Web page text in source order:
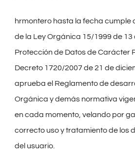
hrmontero hasta la fecha cumple
de la Ley Orgánica 15/1999 de
Protección de Datos de Carácter
Decreto 1720/2007 de 21 de
aprueba el Reglamento de
Orgánica y demás normativa
en cada momento, velando por
correcto uso y tratamiento de los
del usuario.